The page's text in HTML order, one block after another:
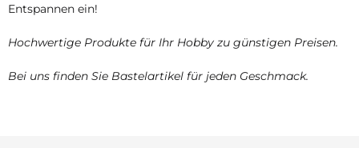
Entspannen ein!
Hochwertige Produkte für Ihr Hobby zu günstigen Preisen.
Bei uns finden Sie Bastelartikel für jeden Geschmack.